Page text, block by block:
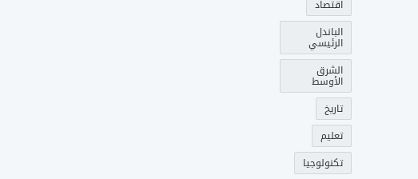
اقتصاد
الباندل
الرئيسي
الشرق
الأوسط
تاريخ
تعليم
تكنولوجيا